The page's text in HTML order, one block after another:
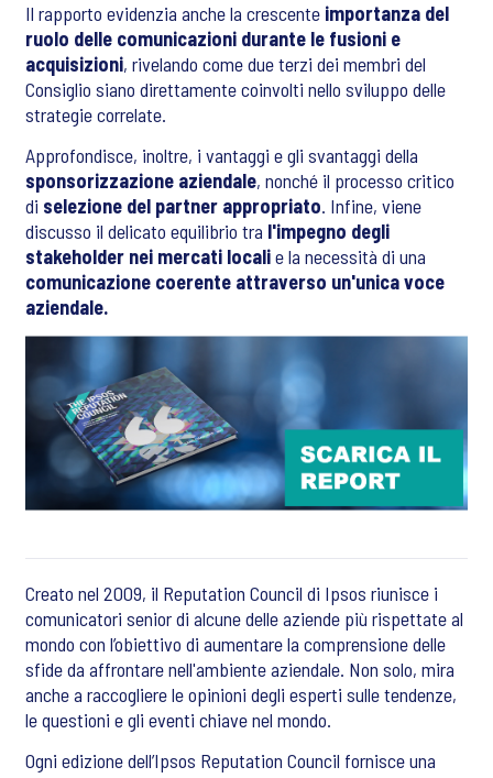
Il rapporto evidenzia anche la crescente importanza del
ruolo delle comunicazioni durante le fusioni e
acquisizioni, rivelando come due terzi dei membri del
Consiglio siano direttamente coinvolti nello sviluppo delle
strategie correlate.
Approfondisce, inoltre, i vantaggi e gli svantaggi della
sponsorizzazione aziendale, nonché il processo critico
di selezione del partner appropriato. Infine, viene
discusso il delicato equilibrio tra l'impegno degli
stakeholder nei mercati localie la necessità di una
comunicazione coerente attraverso un'unica voce
aziendale.
Creato nel 2009, il Reputation Council di Ipsos riunisce i
comunicatori senior di alcune delle aziende più rispettate al
mondo con l’obiettivo di aumentare la comprensione delle
sfide da affrontare nell'ambiente aziendale. Non solo, mira
anche a raccogliere le opinioni degli esperti sulle tendenze,
le questioni e gli eventi chiave nel mondo.
Ogni edizione dell’Ipsos Reputation Council fornisce una